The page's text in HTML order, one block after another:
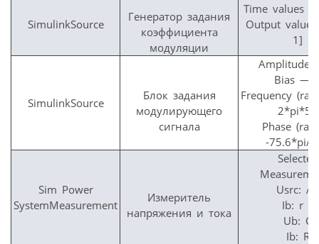
SimulinkSource
Генератор задания
коэффициента
модуляции
Time values
Output
1]
SimulinkSource
Блок задания
модулирующего
сигнала
Amplitude
Bias —
Frequency
2*pi*50
Phase
-75.6*pi/
Sim Power
SystemMeasurement
Измеритель
напряжения и тока
Selected
Usrc: AC
Ib: r L
Ub: C
Ib: R